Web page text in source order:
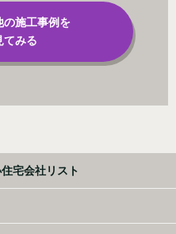
の施工事例を
てみる
宅会社リスト